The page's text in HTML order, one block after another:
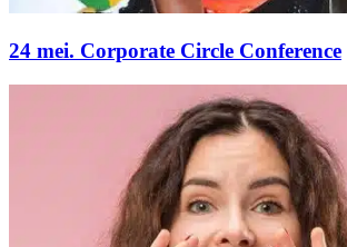
24 mei. Corporate Circle Conference